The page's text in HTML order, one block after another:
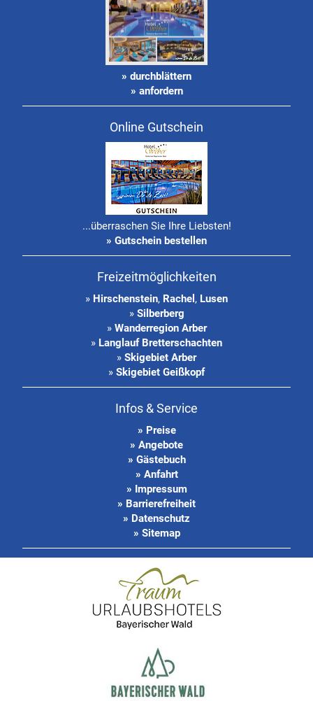
» durchblättern
» anfordern
Online Gutschein
...überraschen Sie Ihre Liebsten!
» Gutschein bestellen
Freizeitmöglichkeiten
» Hirschenstein, Rachel , Lusen
» Silberberg
» Wanderregion Arber
» Langlauf Bretterschachten
» Skigebiet Arber
» Skigebiet Geißkopf
Infos & Service
» Preise
» Angebote
» Gästebuch
» Anfahrt
» Impressum
» Barrierefreiheit
» Datenschutz
» Sitemap